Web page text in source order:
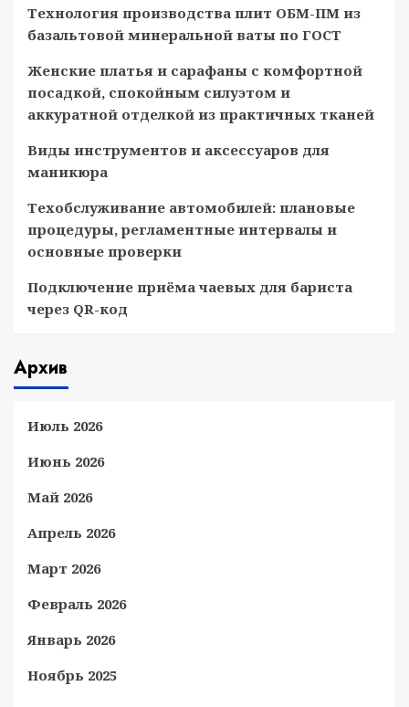
Технология производства плит ОБМ-ПМ из
базальтовой минеральной ваты по ГОСТ
Женские платья и сарафаны с комфортной
посадкой, спокойным силуэтом и
аккуратной отделкой из практичных тканей
Виды инструментов и аксессуаров для
маникюра
Техобслуживание автомобилей: плановые
процедуры, регламентные интервалы и
основные проверки
Подключение приёма чаевых для бариста
через QR-код
Архив
Июль 2026
Июнь 2026
Май 2026
Апрель 2026
Март 2026
Февраль 2026
Январь 2026
Ноябрь 2025